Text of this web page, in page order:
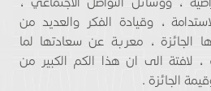
، وقيادة الفكر والعديد من
الجائزة ، معربة عن سعادتها لما
، لافتة الى ان هذا الكم الكبير من
الجائزة .